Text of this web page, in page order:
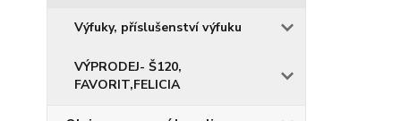
Výfuky, příslušenství výfuku
VÝPRODEJ- Š120,
FAVORIT,FELICIA